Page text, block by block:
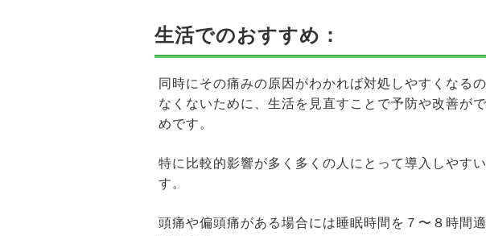
生活でのおすすめ：
同時にその痛みの原因がわかれば対処しやすくなる
なくないために、生活を見直すことで予防や改善が
めです。
特に比較的影響が多く多くの人にとって導入しやす
す。
頭痛や偏頭痛がある場合には睡眠時間を７〜８時間